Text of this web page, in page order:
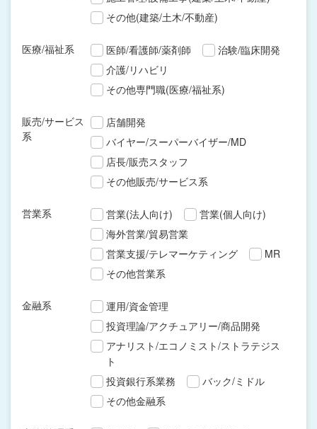
その他(建築/土木/不動産)
医療/福祉系 医師/看護師/薬剤師
治験/臨床開発
介護/リハビリ
その他専門職(医療/福祉系)
販売/サービス
系
店舗開発
バイヤー/スーパーバイザー/MD
店長/販売スタッフ
その他販売/サービス系
営業系 営業(法人向け)
営業(個人向け)
海外営業/貿易営業
営業支援/テレマーケティング
MR
その他営業系
金融系
運用/資金管理
投資理論/アクチュアリー/商品開発
アナリスト/エコノミスト/ストラテジス
ト
投資銀行系業務
バック/ミドル
その他金融系